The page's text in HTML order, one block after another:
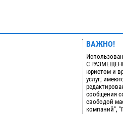
ВАЖНО!
С
юристом и
услуг;
сообщения
свободой
компаний",